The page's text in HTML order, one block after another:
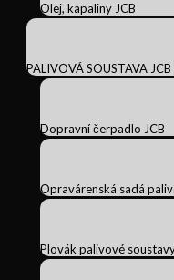
Olej, kapaliny JCB
PALIVOVÁ SOUSTAVA JCB
Dopravní čerpadlo JCB
Opravárenská sadá
Plovák palivové